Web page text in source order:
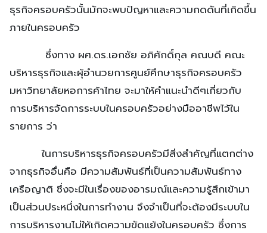
ธุรกิจครอบครัวนั้นมักจะพบปัญหาและความกดดันที่เกิดขึ้น
ภายในครอบครัว
ซึ่งทาง ผศ.ดร.เอกชัย อภิศักดิ์กุล คณบดี คณะ
บริหารธุรกิจและผุ้อำนวยการศูนย์ศึกษาธุรกิจครอบครัว
มหาวิทยาลัยหอการค้าไทย จะมาให้คำแนะนำดีๆเกี่ยวกับ
การบริหารจัดการระบบในครอบครัวอย่างมืออาชีพไว้ใน
รายการ ว่า
ในการบริหารธุรกิจครอบครัวมีสิ่งสำคัญที่แตกต่าง
จากธุรกิจอื่นคือ มีความสัมพันธ์ที่เป็นความสัมพันธ์ทาง
เครือญาติ ซึ่งจะมีในเรื่องของอารมณ์และความรู้สึกเข้ามา
เป็นส่วนประหนึ่งในการทำงาน จึงจำเป็นที่จะต้องมีระบบใน
การบริหารงานไม่ให้เกิดความขัดแย้งในครอบครัว ซึ่งการ